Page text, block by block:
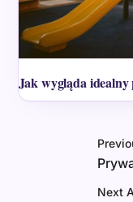
Jak wygląda idealny
Next